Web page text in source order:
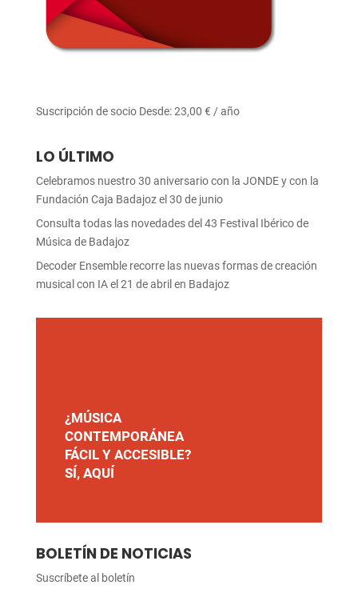
Suscripción de socio Desde:23,00 € / año
LO ÚLTIMO
Celebramos nuestro 30 aniversario con la JONDE y con la
Fundación Caja Badajoz el 30 de junio
Consulta todas las novedades del 43 Festival Ibérico de
Música de Badajoz
Decoder Ensemble recorre las nuevas formas de creación
musical con IA el 21 de abril en Badajoz
¿MÚSICA
CONTEMPORÁNEA
FÁCIL Y ACCESIBLE?
SÍ, AQUÍ
BOLETÍN DE NOTICIAS
Suscríbete al boletín